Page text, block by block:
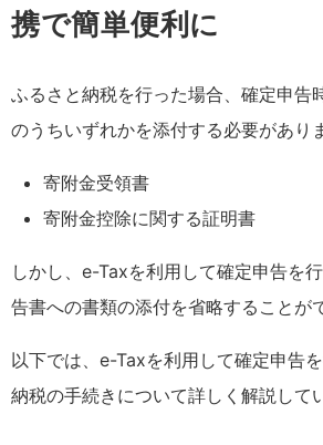
携で簡単便利に
ふるさと納税を行った場合、確定申告
のうちいずれかを添付する必要があり
寄附⾦受領書
寄附⾦控除に関する証明書
しかし、e-Taxを利用して確定申告を
告書への書類の添付を省略することが
以下では、e-Taxを利用して確定申告
納税の手続きについて詳しく解説して